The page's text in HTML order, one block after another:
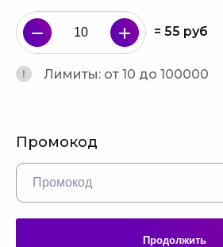
= 55 руб
Лимиты: от 10 до 100000
Промокод
Продолжить